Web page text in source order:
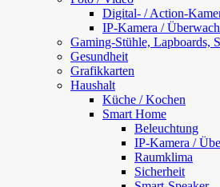
Digital- / Action-
IP-Kamera /
Gaming-Stühle, Lapboards,
Gesundheit
Grafikkarten
Haushalt
Küche / Kochen
Smart Home
Beleuchtung
IP-Kamera /
Raumklima
Sicherheit